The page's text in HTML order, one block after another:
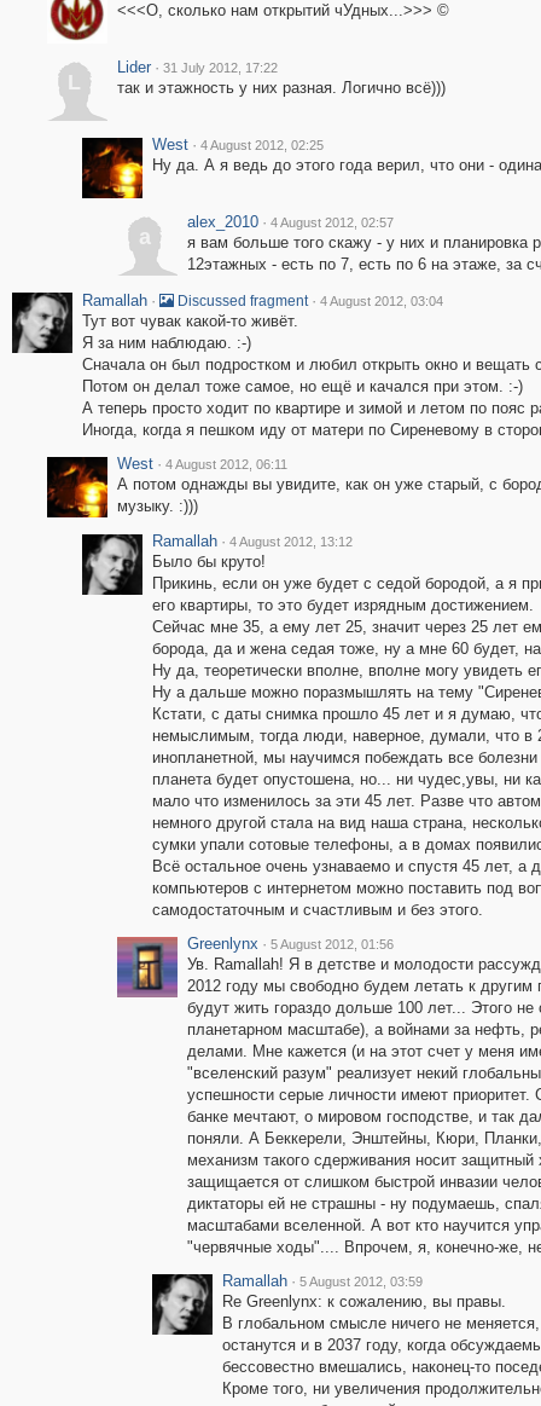
<<<О, сколько нам открытий чУдных...>>> ©
L
Lider · 31 July 2012, 17:22
так и этажность у них разная. Логично всё)))
West · 4 August 2012, 02:25
Ну да. А я ведь до этого года верил, что они -
a
alex_2010 · 4 August 2012, 02:57
я вам больше того скажу - у них и планировка
12этажных - есть по 7, есть по 6 на этаже, за
Ramallah · Discussed fragment · 4 August 2012, 03:04
Тут вот чувак какой-то живёт.
Я за ним наблюдаю. :-)
Сначала он был подростком и любил открыть окно и
Потом он делал тоже самое, но ещё и качался при этом. :-)
А теперь просто ходит по квартире и зимой и летом по пояс
Иногда, когда я пешком иду от матери по Сиреневому в
West · 4 August 2012, 06:11
А потом однажды вы увидите, как он уже старый, с
музыку. :)))
Ramallah · 4 August 2012, 13:12
Было бы круто!
Прикинь, если он уже будет с седой бородой, а я
его квартиры, то это будет изрядным достижением.
Сейчас мне 35, а ему лет 25, значит через 25 лет
борода, да и жена седая тоже, ну а мне 60 будет,
Ну да, теоретически вполне, вполне могу увидеть
Ну а дальше можно поразмышлять на тему
Кстати, с даты снимка прошло 45 лет и я думаю,
немыслимым, тогда люди, наверное, думали, что в
инопланетной, мы научимся побеждать все
планета будет опустошена, но... ни чудес,увы, ни
мало что изменилось за эти 45 лет. Разве что
немного другой стала на вид наша страна,
сумки упали сотовые телефоны, а в домах
Всё остальное очень узнаваемо и спустя 45 лет, а
компьютеров с интернетом можно поставить под
самодостаточным и счастливым и без этого.
Greenlynx · 5 August 2012, 01:56
Ув. Ramallah! Я в детстве и молодости
2012 году мы свободно будем летать к
будут жить гораздо дольше 100 лет... Этого
планетарном масштабе), а войнами за нефть,
делами. Мне кажется (и на этот счет у меня
"вселенский разум" реализует некий
успешности серые личности имеют
банке мечтают, о мировом господстве, и так
поняли. А Беккерели, Энштейны, Кюри,
механизм такого сдерживания носит
защищается от слишком быстрой инвазии
диктаторы ей не страшны - ну подумаешь,
масштабами вселенной. А вот кто научится
"червячные ходы".... Впрочем, я, конечно-же,
Ramallah · 5 August 2012, 03:59
Re Greenlynx: к сожалению, вы правы.
В глобальном смысле ничего не
останутся и в 2037 году, когда
бессовестно вмешались, наконец-то
Кроме того, ни увеличения